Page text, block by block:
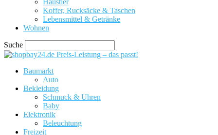
Haustier
Koffer, Rucksäcke & Taschen
Lebensmittel & Getränke
Wohnen
Suche
Preis-Leistung – das passt!
Baumarkt
Auto
Bekleidung
Schmuck & Uhren
Baby
Elektronik
Beleuchtung
Freizeit